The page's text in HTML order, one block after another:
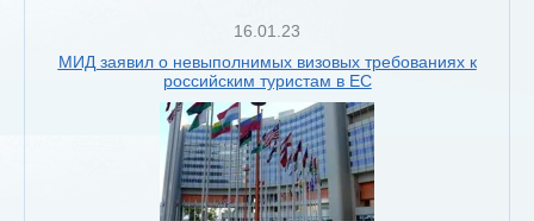
16.01.23
МИД заявил о невыполнимых визовых требованиях к
российским туристам в ЕС